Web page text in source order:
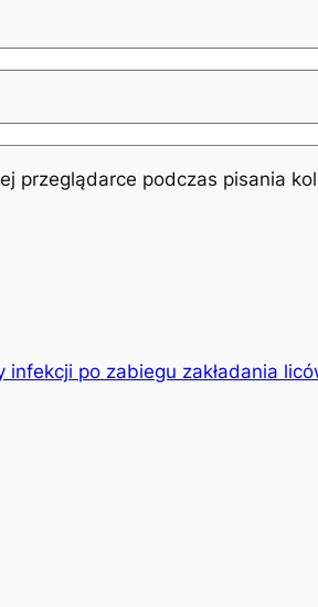
przeglądarce podczas pisania
infekcji po zabiegu zakładania